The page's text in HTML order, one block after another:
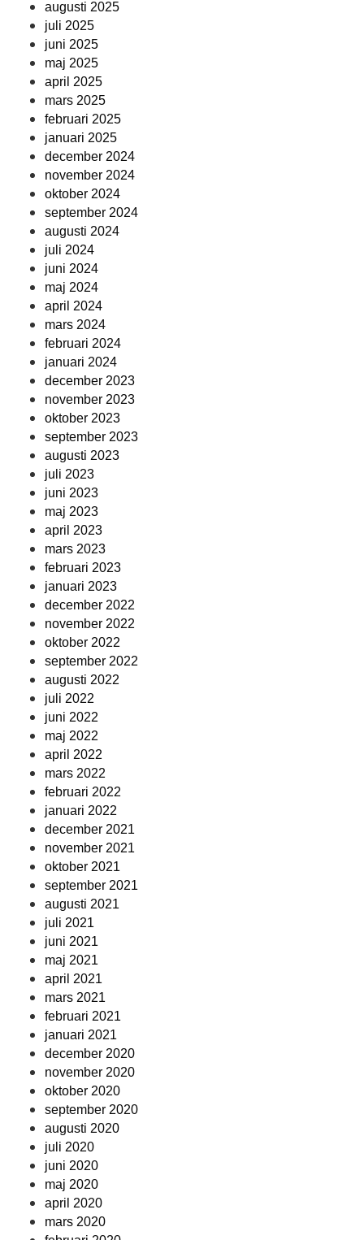
augusti 2025
juli 2025
juni 2025
maj 2025
april 2025
mars 2025
februari 2025
januari 2025
december 2024
november 2024
oktober 2024
september 2024
augusti 2024
juli 2024
juni 2024
maj 2024
april 2024
mars 2024
februari 2024
januari 2024
december 2023
november 2023
oktober 2023
september 2023
augusti 2023
juli 2023
juni 2023
maj 2023
april 2023
mars 2023
februari 2023
januari 2023
december 2022
november 2022
oktober 2022
september 2022
augusti 2022
juli 2022
juni 2022
maj 2022
april 2022
mars 2022
februari 2022
januari 2022
december 2021
november 2021
oktober 2021
september 2021
augusti 2021
juli 2021
juni 2021
maj 2021
april 2021
mars 2021
februari 2021
januari 2021
december 2020
november 2020
oktober 2020
september 2020
augusti 2020
juli 2020
juni 2020
maj 2020
april 2020
mars 2020